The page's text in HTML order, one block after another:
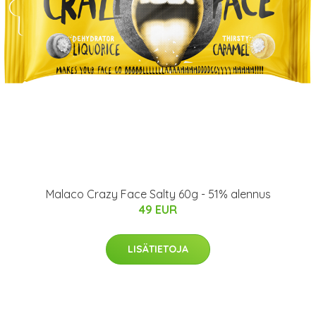
Malaco Crazy Face Salty 60g - 51% alennus
49 EUR
LISÄTIETOJA